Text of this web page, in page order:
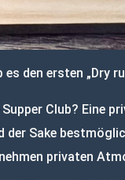
den ersten „Dry
Club? Eine
der Sake
privaten